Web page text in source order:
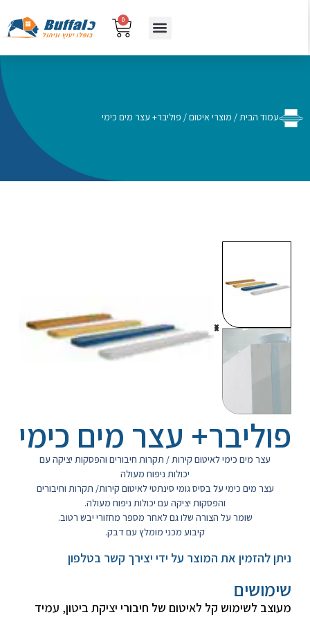
0
עמוד הבית/ מוצרי איטום/ פוליבר+ עצר מים כימי
פוליבר+ עצר מים כימי
עצר מים כימי לאיטום קירות / תקרות חיבורים והפסקות יציקה עם
יכולות ניפוח מעולה
עצר מים כימי על בסיס גומי סינתטי לאיטום קירות/ תקרות וחיבורים
והפסקות יציקה עם יכולות ניפוח מעולה.
שומר על הצורה שלו גם לאחר מספר מחזורי יבש רטוב.
קיבוע מכני מומלץ עם דבק.
ניתן להזמין את המוצר על ידי יצירך קשר בטלפון
שימושים
מעוצב לשימוש קל לאיטום של חיבורי יציקת ביטון, עמיד